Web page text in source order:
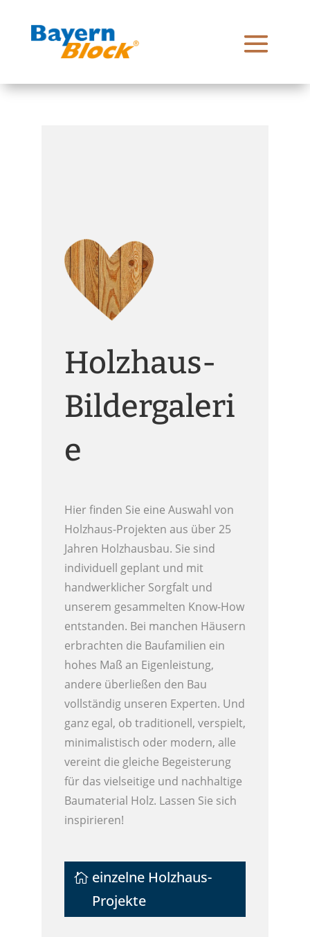
Holzhaus-
Bildergaleri
e
Hier finden Sie eine Auswahl von
Holzhaus-Projekten aus über 25
Jahren Holzhausbau. Sie sind
individuell geplant und mit
handwerklicher Sorgfalt und
unserem gesammelten Know-How
entstanden. Bei manchen Häusern
erbrachten die Baufamilien ein
hohes Maß an Eigenleistung,
andere überließen den Bau
vollständig unseren Experten. Und
ganz egal, ob traditionell, verspielt,
minimalistisch oder modern, alle
vereint die gleiche Begeisterung
für das vielseitige und nachhaltige
Baumaterial Holz. Lassen Sie sich
inspirieren!
einzelne Holzhaus-
Projekte